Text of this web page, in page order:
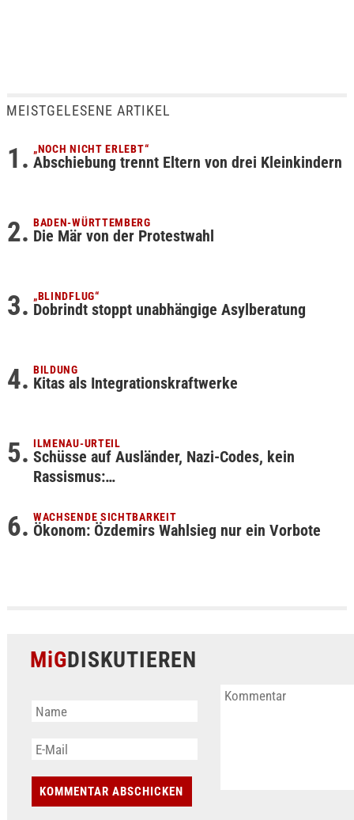
MEISTGELESENE ARTIKEL
„NOCH NICHT ERLEBT“
Abschiebung trennt Eltern von drei Kleinkindern
BADEN-WÜRTTEMBERG
Die Mär von der Protestwahl
„BLINDFLUG“
Dobrindt stoppt unabhängige Asylberatung
BILDUNG
Kitas als Integrationskraftwerke
ILMENAU-URTEIL
Schüsse auf Ausländer, Nazi-Codes, kein
Rassismus:…
WACHSENDE SICHTBARKEIT
Ökonom: Özdemirs Wahlsieg nur ein Vorbote
MiGDISKUTIEREN